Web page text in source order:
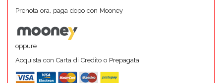
Prenota ora, paga dopo con Mooney
oppure
Acquista con Carta di Credito o Prepagata